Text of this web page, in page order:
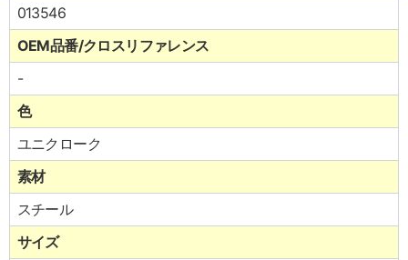
013546
OEM品番/クロスリファレンス
-
色
ユニクローク
素材
スチール
サイズ